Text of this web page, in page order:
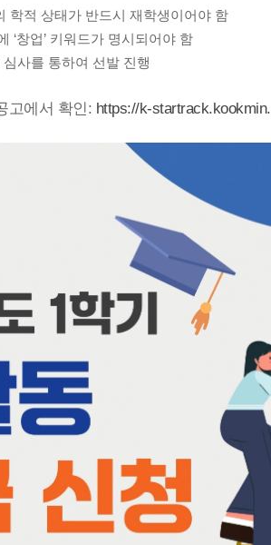
학적 상태가 반드시 재학생이어야 함
‘창업’ 키워드가 명시되어야 함
사를 통하여 선발 진행
고에서 확인: https://k-